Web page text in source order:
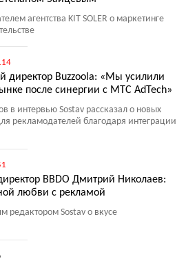
агентства KIT SOLER о маркетинге
директор Buzzoola: «Мы усилили
после синергии с МТС AdTech»
в интервью Sostav рассказал о новых
рекламодателей благодаря интеграции
BBDO Дмитрий Николаев:
любви с рекламой
редактором Sostav о вкусе